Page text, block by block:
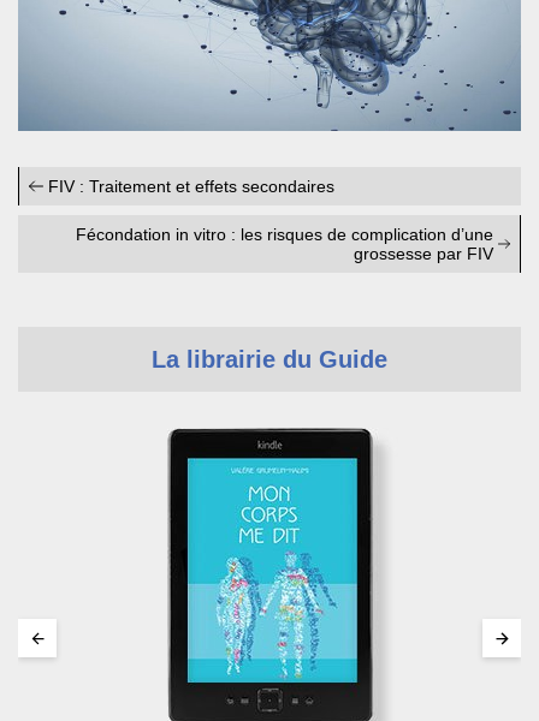
FIV : Traitement et effets secondaires
Fécondation in vitro : les risques de complication d’une
grossesse par FIV
La librairie du Guide